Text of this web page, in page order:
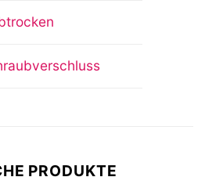
PRODUKTE